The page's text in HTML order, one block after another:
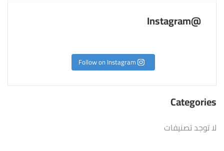
@Instagram
Follow on Instagram
Categories
لا توجد تصنيفات